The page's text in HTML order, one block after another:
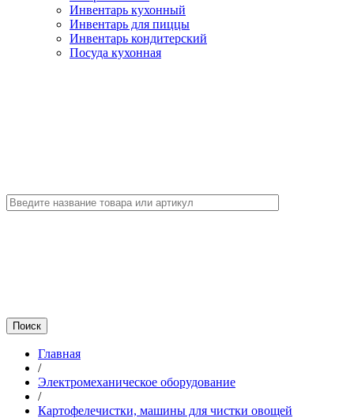
Инвентарь кухонный
Инвентарь для пиццы
Инвентарь кондитерский
Посуда кухонная
Главная
/
Электромеханическое оборудование
/
Картофелечистки, машины для чистки овощей